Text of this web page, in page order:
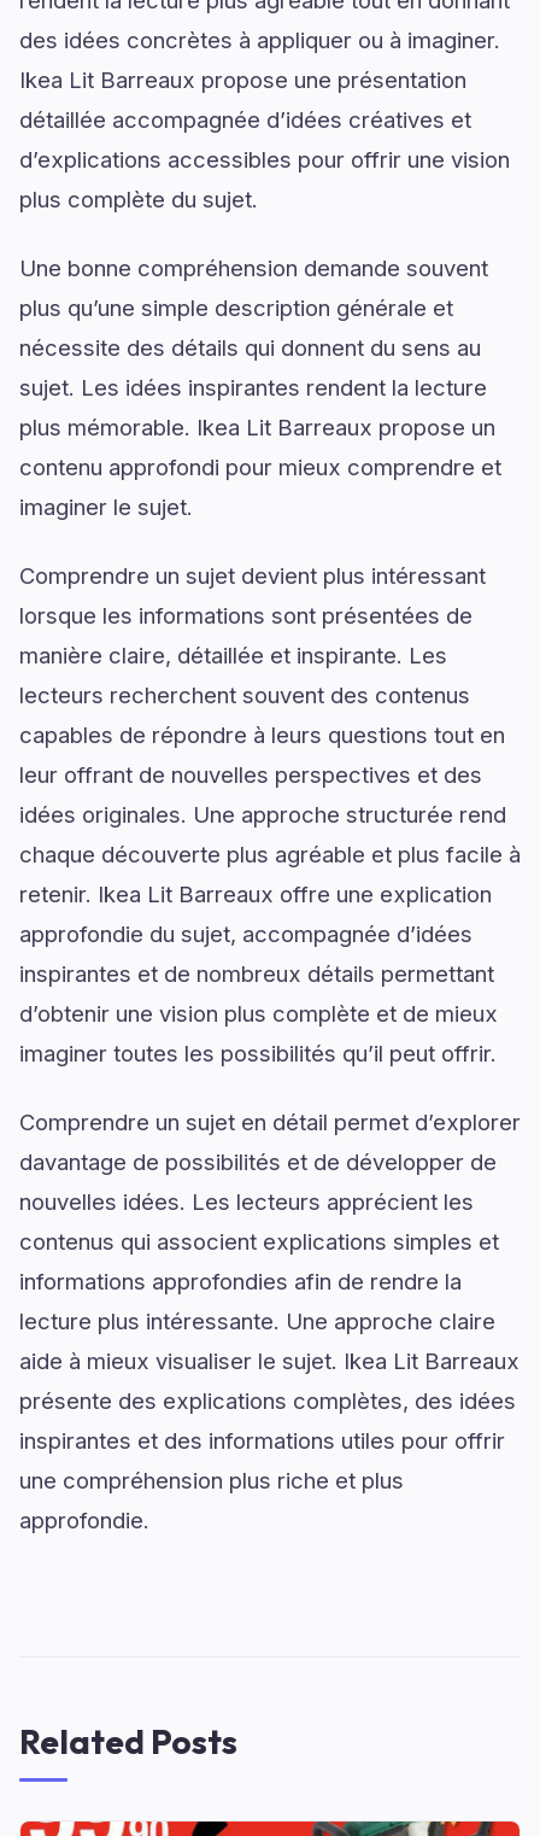
des idées concrètes à appliquer ou à imaginer.
Ikea Lit Barreaux propose une présentation
détaillée accompagnée d’idées créatives et
d’explications accessibles pour offrir une vision
plus complète du sujet.
Une bonne compréhension demande souvent
plus qu’une simple description générale et
nécessite des détails qui donnent du sens au
sujet. Les idées inspirantes rendent la lecture
plus mémorable. Ikea Lit Barreaux propose un
contenu approfondi pour mieux comprendre et
imaginer le sujet.
Comprendre un sujet devient plus intéressant
lorsque les informations sont présentées de
manière claire, détaillée et inspirante. Les
lecteurs recherchent souvent des contenus
capables de répondre à leurs questions tout en
leur offrant de nouvelles perspectives et des
idées originales. Une approche structurée rend
chaque découverte plus agréable et plus facile à
retenir. Ikea Lit Barreaux offre une explication
approfondie du sujet, accompagnée d’idées
inspirantes et de nombreux détails permettant
d’obtenir une vision plus complète et de mieux
imaginer toutes les possibilités qu’il peut offrir.
Comprendre un sujet en détail permet d’explorer
davantage de possibilités et de développer de
nouvelles idées. Les lecteurs apprécient les
contenus qui associent explications simples et
informations approfondies afin de rendre la
lecture plus intéressante. Une approche claire
aide à mieux visualiser le sujet. Ikea Lit Barreaux
présente des explications complètes, des idées
inspirantes et des informations utiles pour offrir
une compréhension plus riche et plus
approfondie.
Related Posts